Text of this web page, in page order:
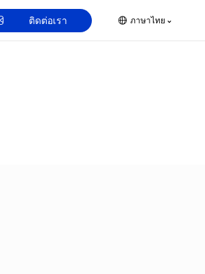
ติดต่อเรา ภาษาไทย